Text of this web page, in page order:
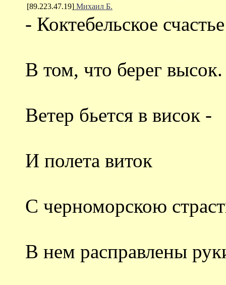
[89.223.47.19] Михаил Б.
- Коктебельское счастье
В том, что берег высок.
Ветер бьется в висок -
И полета виток
С черноморскою
В нем расправлены